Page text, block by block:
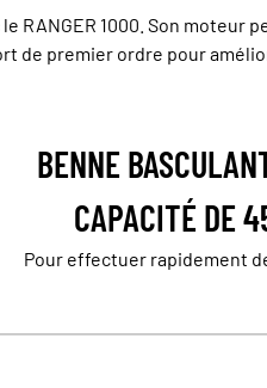
RANGER 1000. Son
de premier ordre pour
BENNE
CAPACITÉ DE
Pour effectuer rapidement